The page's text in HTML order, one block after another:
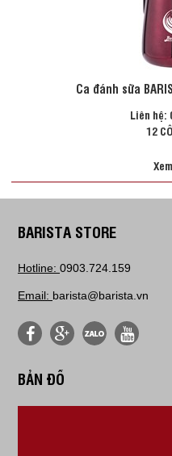
Ca đánh sữa
Liên hệ:
12
BARISTA STORE
Hotline: 0903.724.159
Email: barista@barista.vn
BẢN ĐỒ